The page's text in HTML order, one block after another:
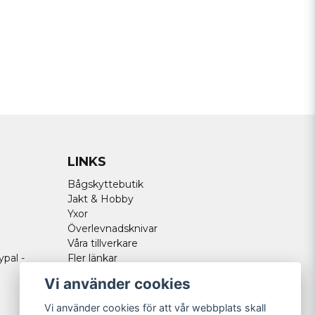
-
LINKS
Bågskyttebutik
Jakt & Hobby
Yxor
Överlevnadsknivar
Våra tillverkare
Fler länkar
Vi använder cookies
Vi använder cookies för att vår webbplats skall